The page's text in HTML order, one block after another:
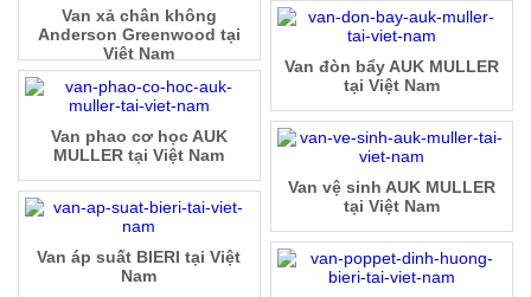
Van xả chân không
Anderson Greenwood tại
Việt Nam
Van đòn bẩy AUK MULLER
tại Việt Nam
Van phao cơ học AUK
MULLER tại Việt Nam
Van vệ sinh AUK MULLER
tại Việt Nam
Van áp suất BIERI tại Việt
Nam